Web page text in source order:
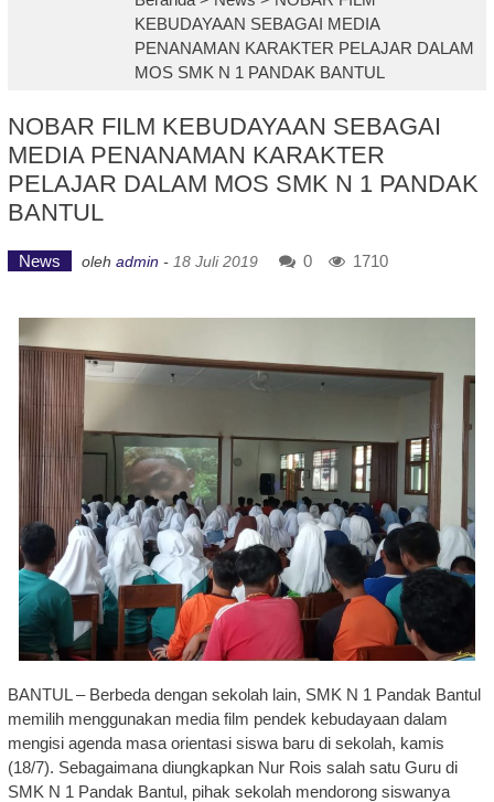
KEBUDAYAAN SEBAGAI MEDIA
PENANAMAN KARAKTER PELAJAR DALAM
MOS SMK N 1 PANDAK BANTUL
NOBAR FILM KEBUDAYAAN SEBAGAI
MEDIA PENANAMAN KARAKTER
PELAJAR DALAM MOS SMK N 1 PANDAK
BANTUL
News oleh admin - 18 Juli 2019 0 1710
BANTUL – Berbeda dengan sekolah lain, SMK N 1 Pandak Bantul
memilih menggunakan media film pendek kebudayaan dalam
mengisi agenda masa orientasi siswa baru di sekolah, kamis
(18/7). Sebagaimana diungkapkan Nur Rois salah satu Guru di
SMK N 1 Pandak Bantul, pihak sekolah mendorong siswanya